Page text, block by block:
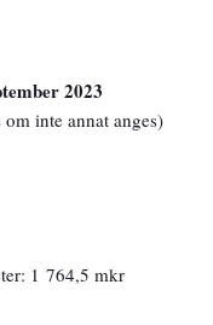
2023
inte annat anges)
1 764,5 mkr